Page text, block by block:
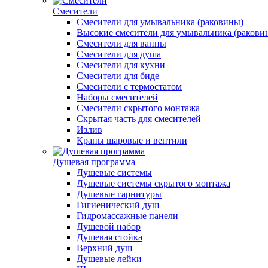
Смесители
Смесители для умывальника (раковины)
Высокие смесители для умывальника
Смесители для ванны
Смесители для душа
Смесители для кухни
Смесители для биде
Смесители с термостатом
Наборы смесителей
Смесители скрытого монтажа
Скрытая часть для смесителей
Излив
Краны шаровые и вентили
Душевая программа
Душевые системы
Душевые системы скрытого монтажа
Душевые гарнитуры
Гигиенический душ
Гидромассажные панели
Душевой набор
Душевая стойка
Верхний душ
Душевые лейки